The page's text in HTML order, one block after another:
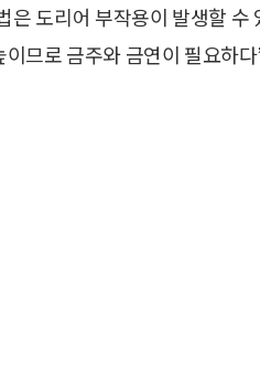
은 도리어 부작용이 발생할
이므로 금주와 금연이 필요하